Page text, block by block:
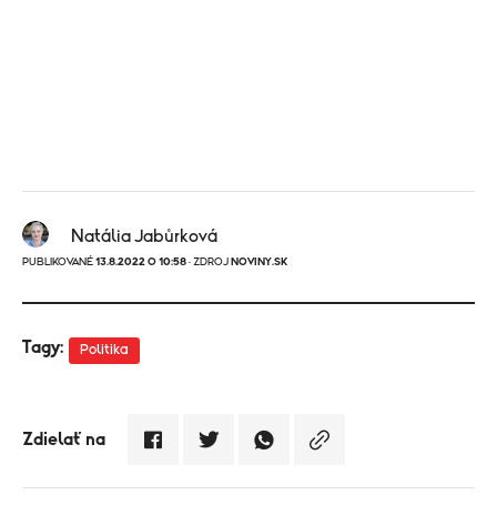
Natália Jabůrková
PUBLIKOVANÉ 13.8.2022 O 10:58 · ZDROJ NOVINY.SK
Tagy: Politika
Zdielať na